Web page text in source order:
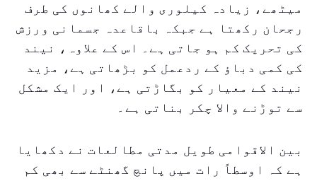
میٹھے، زیادہ کیلوری والے کھانوں کی طرف
رجحان رکھتا ہے جبکہ باقاعدہ جسمانی ورزش
کی تحریک کم ہو جاتی ہے۔ اس کے علاوہ، نیند
کی کمی دباؤ کے ردعمل کو بڑھاتی ہے، مزید
نیند کے معیار کو بگاڑتی ہے، اور ایک مشکل
سے توڑنے والا چکر بناتی ہے۔
بین الاقوامی طویل مدتی مطالعات نے دکھایا
ہے کہ اوسطاً رات میں پانچ گھنٹے سے بھی کم